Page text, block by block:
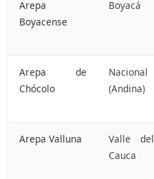
Arepa
Boyacense
Boyacá
Arepa de
Chócolo
Nacional
(Andina)
Arepa Valluna
Valle del
Cauca